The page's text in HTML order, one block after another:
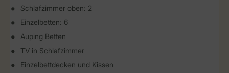
Schlafzimmer oben: 2
Einzelbetten: 6
Auping Betten
TV in Schlafzimmer
Einzelbettdecken und Kissen